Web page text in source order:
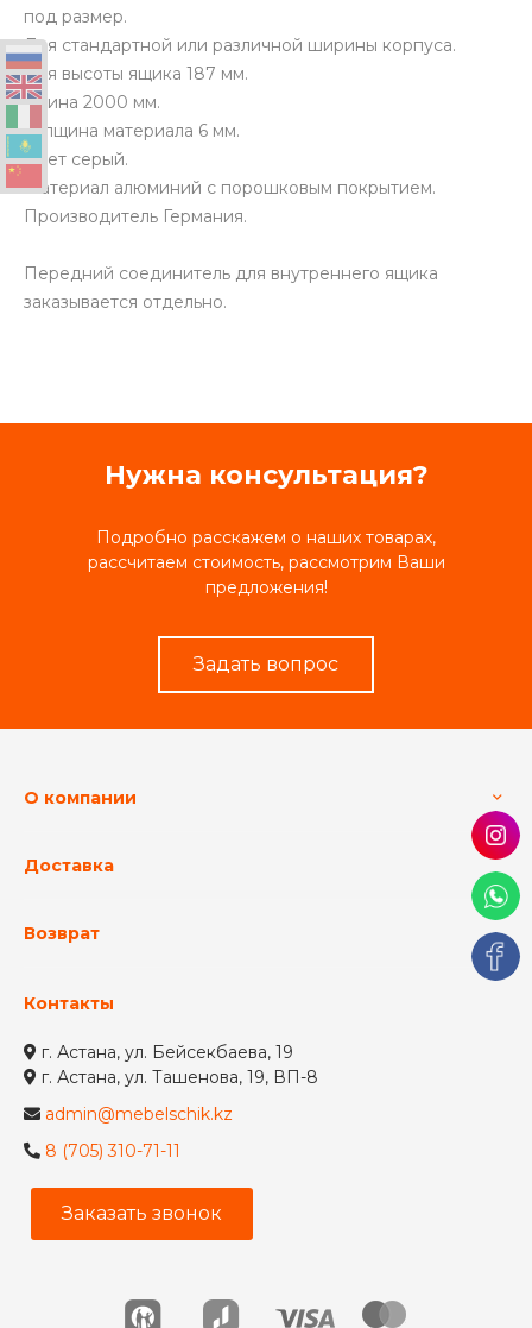
под размер.
Для стандартной или различной ширины корпуса.
Для высоты ящика 187 мм.
Длина 2000 мм.
Толщина материала 6 мм.
Цвет серый.
Материал алюминий с порошковым покрытием.
Производитель Германия.
Передний соединитель для внутреннего ящика
заказывается отдельно.
Нужна консультация?
Подробно расскажем о наших товарах,
рассчитаем стоимость, рассмотрим Ваши
предложения!
Задать вопрос
О компании
Доставка
Возврат
Контакты
г. Астана, ул. Бейсекбаева, 19
г. Астана, ул. Ташенова, 19, ВП-8
admin@mebelschik.kz
8 (705) 310-71-11
Заказать звонок